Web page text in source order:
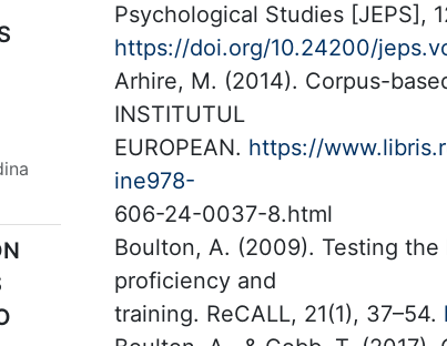
Psychological Studies [JEPS],
https://doi.org/10.24200/
Arhire, M. (2014). Corpus-
INSTITUTUL
EUROPEAN. https://
ine978-
606-24-0037-8.html
Boulton, A. (2009). Testing
proficiency and
training. ReCALL, 21(1), 37–54.